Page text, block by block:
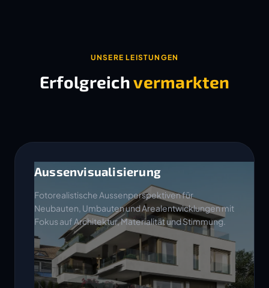
UNSERE LEISTUNGEN
Erfolgreichvermarkten
Aussenvisualisierung
Fotorealistische Aussenperspektiven für
Neubauten, Umbauten und Arealentwicklungen mit
Fokus auf Architektur, Materialität und Stimmung.